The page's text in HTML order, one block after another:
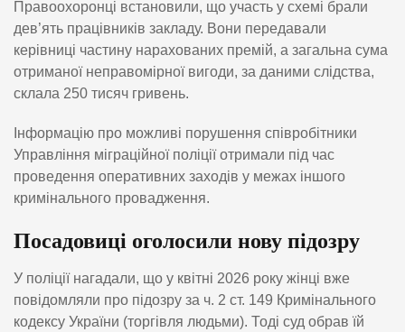
Правоохоронці встановили, що участь у схемі брали
дев’ять працівників закладу. Вони передавали
керівниці частину нарахованих премій, а загальна сума
отриманої неправомірної вигоди, за даними слідства,
склала 250 тисяч гривень.
Інформацію про можливі порушення співробітники
Управління міграційної поліції отримали під час
проведення оперативних заходів у межах іншого
кримінального провадження.
Посадовиці оголосили нову підозру
У поліції нагадали, що у квітні 2026 року жінці вже
повідомляли про підозру за ч. 2 ст. 149 Кримінального
кодексу України (торгівля людьми). Тоді суд обрав їй